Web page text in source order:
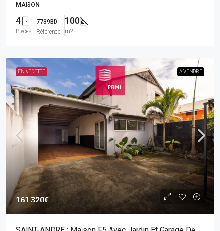
MAISON
4
Pièces
7739BD
Référence
100
m2
EN VEDETTE A VENDRE
161 320€